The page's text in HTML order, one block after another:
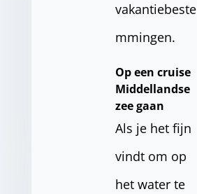
vakantiebeste
mmingen.
Op een cruise
Middellandse
zee gaan
Als je het fijn
vindt om op
het water te